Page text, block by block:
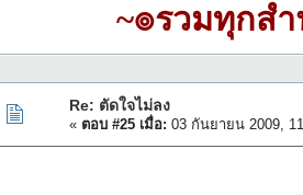
~๏รวมทุกส
Re: ตัดใจไม่ลง
« ตอบ #25 เมื่อ: 03 กันยายน 2009,